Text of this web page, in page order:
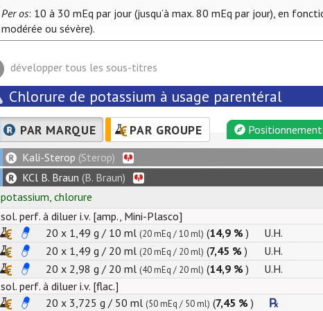
Per os: 10 à 30 mEq par jour (jusqu’à max. 80 mEq par jour), en
modérée ou sévère).
développer tous les sous-titres
Chlorure de potassium à usage parentéral
PAR MARQUE PAR GROUPE Positionnement
Kali-Sterop (Sterop)
KCl B. Braun (B. Braun)
potassium, chlorure
sol. perf. à diluer i.v. [amp., Mini-Plasco]
20 x 1,49 g / 10 ml (20 mEq / 10 ml) (14,9 % ) U.H.
20 x 1,49 g / 20 ml (20 mEq / 20 ml) (7,45 % ) U.H.
20 x 2,98 g / 20 ml (40 mEq / 20 ml) (14,9 % ) U.H.
sol. perf. à diluer i.v. [flac.]
20 x 3,725 g / 50 ml (50 mEq / 50 ml) (7,45 % )